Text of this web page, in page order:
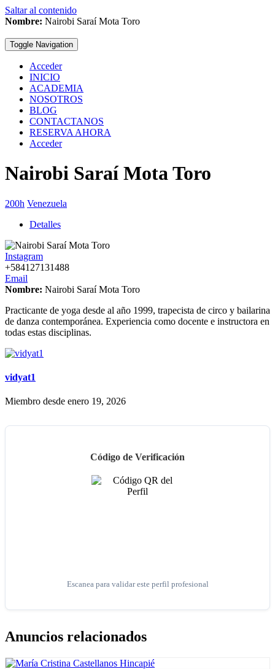
Saltar al contenido
Nombre: Nairobi Saraí Mota Toro
Toggle Navigation
Acceder
INICIO
ACADEMIA
NOSOTROS
BLOG
CONTACTANOS
RESERVA AHORA
Acceder
Nairobi Saraí Mota Toro
200h Venezuela
Detalles
Instagram
+584127131488
Email
Nombre: Nairobi Saraí Mota Toro
Practicante de yoga desde al año 1999, trapecista de circo y bailarina
de danza contemporánea. Experiencia como docente e instructora en
todas estas disciplinas.
vidyat1
Miembro desde enero 19, 2026
Código de Verificación
Escanea para validar este perfil profesional
Anuncios relacionados